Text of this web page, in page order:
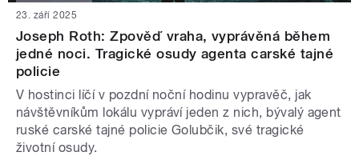
23. září 2025
Joseph Roth: Zpověď vraha, vyprávěná během
jedné noci. Tragické osudy agenta carské tajné
policie
V hostinci líčí v pozdní noční hodinu vypravěč, jak
návštěvníkům lokálu vypráví jeden z nich, bývalý agent
ruské carské tajné policie Golubčik, své tragické
životní osudy.